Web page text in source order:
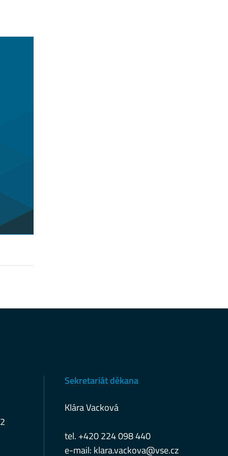
Sekretariát děkana
Klára Vacková
tel. +420 224 098 440
e-mail: klara.vackova@vse.cz